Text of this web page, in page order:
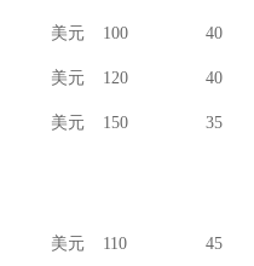
美元 100 40
美元 120 40
美元 150 35
美元 110 45